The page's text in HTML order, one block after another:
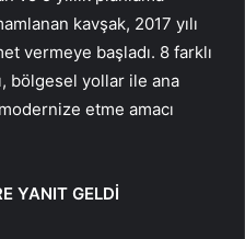
kavşak, 2017 yılı
vermeye başladı. 8 farklı
bölgesel yollar ile ana
etme amacı
YANIT GELDİ